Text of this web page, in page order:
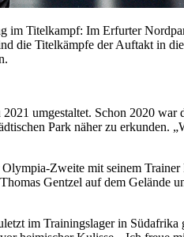
Titelkampf: Im Erfurter
die Titelkämpfe der Auftakt in
umgestaltet. Schon 2020
Park näher zu erkunden.
Zweite mit seinem
Gentzel auf dem Gelände
im Trainingslager in